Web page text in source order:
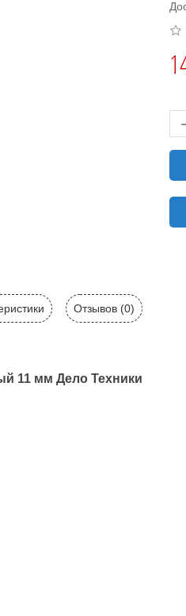
Отзывов (0)
11 мм Дело Техники